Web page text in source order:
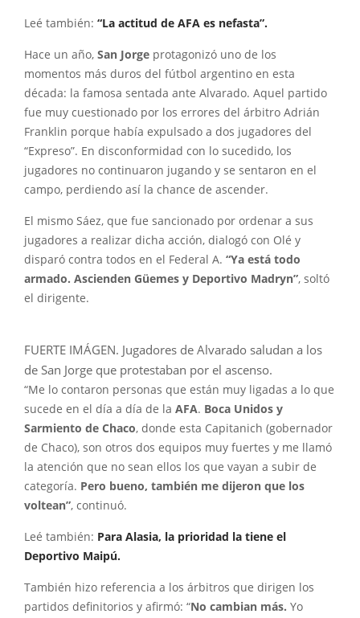
Leé también: “La actitud de AFA es nefasta”.
Hace un año, San Jorge protagonizó uno de los
momentos más duros del fútbol argentino en esta
década: la famosa sentada ante Alvarado. Aquel partido
fue muy cuestionado por los errores del árbitro Adrián
Franklin porque había expulsado a dos jugadores del
“Expreso”. En disconformidad con lo sucedido, los
jugadores no continuaron jugando y se sentaron en el
campo, perdiendo así la chance de ascender.
El mismo Sáez, que fue sancionado por ordenar a sus
jugadores a realizar dicha acción, dialogó con Olé y
disparó contra todos en el Federal A. “Ya está todo
armado. Ascienden Güemes y Deportivo Madryn”, soltó
el dirigente.
FUERTE IMÁGEN. Jugadores de Alvarado saludan a los
de San Jorge que protestaban por el ascenso.
“Me lo contaron personas que están muy ligadas a lo que
sucede en el día a día de la AFA. Boca Unidos y
Sarmiento de Chaco, donde esta Capitanich (gobernador
de Chaco), son otros dos equipos muy fuertes y me llamó
la atención que no sean ellos los que vayan a subir de
categoría. Pero bueno, también me dijeron que los
voltean”, continuó.
Leé también: Para Alasia, la prioridad la tiene el
Deportivo Maipú.
También hizo referencia a los árbitros que dirigen los
partidos definitorios y afirmó: “No cambian más. Yo